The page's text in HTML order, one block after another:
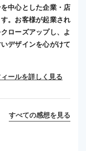
中心とした企業・店
。お客様が起業され
ローズアップし、よ
デザインを心がけて
ールを詳しく見る
すべての感想を見る